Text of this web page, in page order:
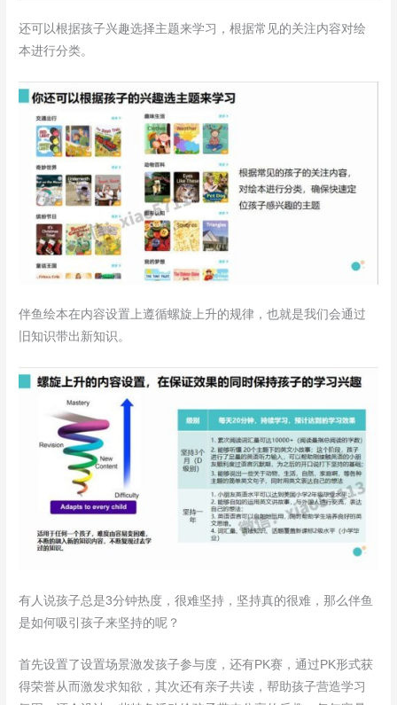
还可以根据孩子兴趣选择主题来学习，根据常见的关注内容对绘
本进行分类。
伴鱼绘本在内容设置上遵循螺旋上升的规律，也就是我们会通过
旧知识带出新知识。
有人说孩子总是3分钟热度，很难坚持，坚持真的很难，那么伴鱼
是如何吸引孩子来坚持的呢？
首先设置了设置场景激发孩子参与度，还有PK赛，通过PK形式获
得荣誉从而激发求知欲，其次还有亲子共读，帮助孩子营造学习